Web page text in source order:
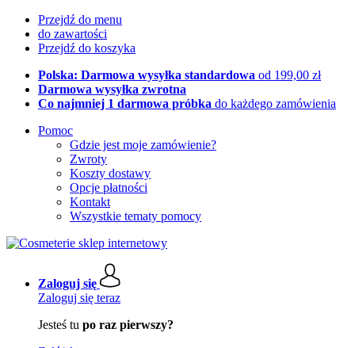
Przejdź do menu
do zawartości
Przejdź do koszyka
Polska: Darmowa wysyłka standardowa od 199,00 zł
Darmowa wysyłka zwrotna
Co najmniej 1 darmowa próbka do każdego zamówienia
Pomoc
Gdzie jest moje zamówienie?
Zwroty
Koszty dostawy
Opcje płatności
Kontakt
Wszystkie tematy pomocy
Zaloguj się
Zaloguj się teraz
Jesteś tu po raz pierwszy?